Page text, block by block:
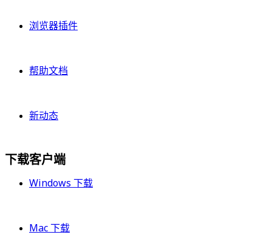
浏览器插件
帮助文档
新动态
下载客户端
Windows 下载
Mac 下载